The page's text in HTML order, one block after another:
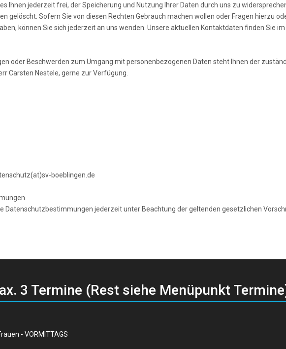
Ihnen jederzeit frei, der Speicherung und Nutzung Ihrer Daten durch uns zu
gelöscht. Sofern Sie von diesen Rechten Gebrauch machen wollen oder Fragen hierzu
können Sie sich jederzeit an uns wenden. Unsere aktuellen Kontaktdaten finden Sie
oder Beschwerden zum Umgang mit personenbezogenen Daten steht Ihnen der
Carsten Nestele, gerne zur Verfügung.
boeblingen.de
Datenschutzbestimmungen jederzeit unter Beachtung der geltenden gesetzlichen
3 Termine (Rest siehe Menüpunkt
- VORMITTAGS